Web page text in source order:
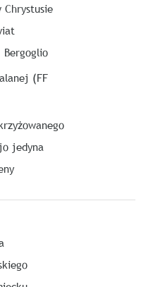
Chrystusie
(FF
jedyna